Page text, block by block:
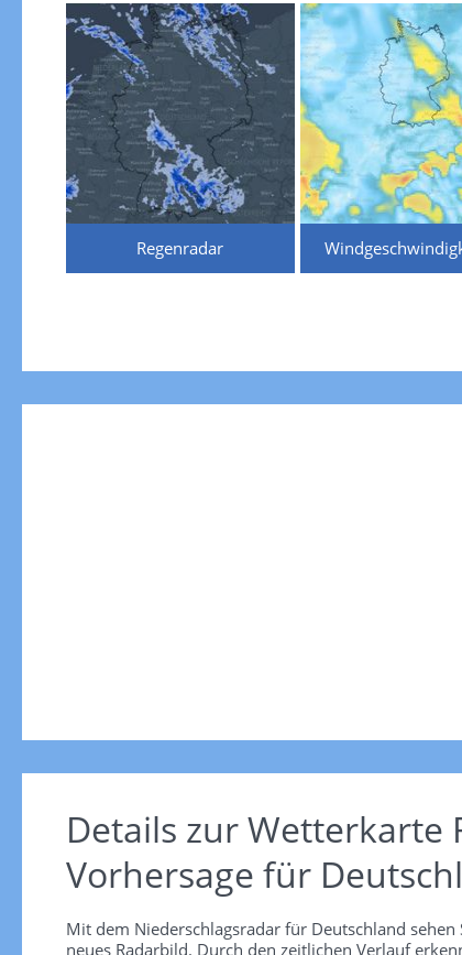
Regenradar
Details zur Wetterkarte
Vorhersage für
Mit dem Niederschlagsradar für Deutschland
neues Radarbild. Durch den zeitlichen Verlauf